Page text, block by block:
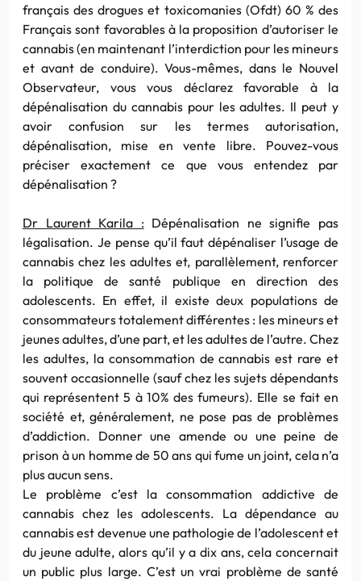
français des drogues et toxicomanies (Ofdt) 60 % des
Français sont favorables à la proposition d’autoriser le
cannabis (en maintenant l’interdiction pour les mineurs
et avant de conduire). Vous-mêmes, dans le Nouvel
Observateur, vous vous déclarez favorable à la
dépénalisation du cannabis pour les adultes. Il peut y
avoir confusion sur les termes autorisation,
dépénalisation, mise en vente libre. Pouvez-vous
préciser exactement ce que vous entendez par
dépénalisation ?
Dr Laurent Karila :Dépénalisation ne signifie pas
légalisation. Je pense qu’il faut dépénaliser l’usage de
cannabis chez les adultes et, parallèlement, renforcer
la politique de santé publique en direction des
adolescents. En effet, il existe deux populations de
consommateurs totalement différentes : les mineurs et
jeunes adultes, d’une part, et les adultes de l’autre. Chez
les adultes, la consommation de cannabis est rare et
souvent occasionnelle (sauf chez les sujets dépendants
qui représentent 5 à 10% des fumeurs). Elle se fait en
société et, généralement, ne pose pas de problèmes
d’addiction. Donner une amende ou une peine de
prison à un homme de 50 ans qui fume un joint, cela n’a
plus aucun sens.
Le problème c’est la consommation addictive de
cannabis chez les adolescents. La dépendance au
cannabis est devenue une pathologie de l’adolescent et
du jeune adulte, alors qu’il y a dix ans, cela concernait
un public plus large. C’est un vrai problème de santé